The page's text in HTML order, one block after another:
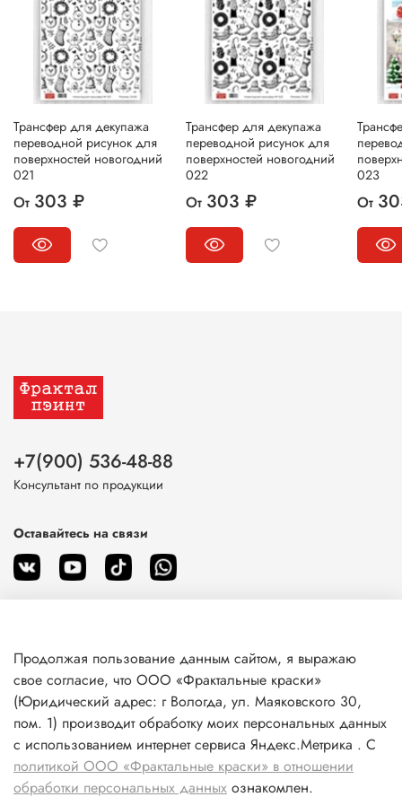
Трансфер для декупажа
переводной рисунок для
поверхностей новогодний
021
От 303 ₽
Трансфер для декупажа
переводной рисунок для
поверхностей новогодний
022
От 303 ₽
023
От
О магазине
Клиентам
Информация
+7(900) 536-48-88
Консультант по продукции
Оставайтесь на связи
Продолжая пользование данным сайтом, я выражаю
свое согласие, что ООО «Фрактальные краски»
(Юридический адрес: г Вологда, ул. Маяковского 30,
пом. 1) производит обработку моих персональных данных
с использованием интернет сервиса Яндекс.Метрика . С
политикой ООО «Фрактальные краски» в отношении
обработки персональных данных ознакомлен.